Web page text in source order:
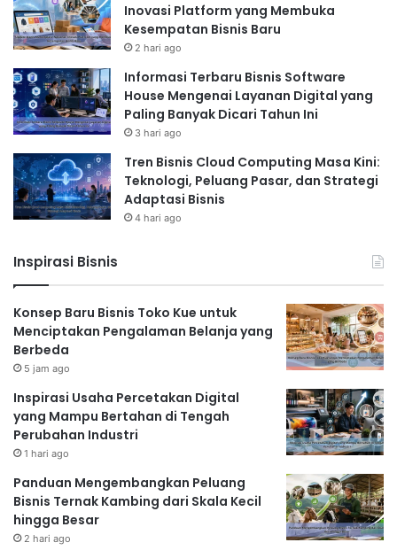
Inovasi Platform yang Membuka
Kesempatan Bisnis Baru
2 hari ago
Informasi Terbaru Bisnis Software
House Mengenai Layanan Digital yang
Paling Banyak Dicari Tahun Ini
3 hari ago
Tren Bisnis Cloud Computing Masa Kini:
Teknologi, Peluang Pasar, dan Strategi
Adaptasi Bisnis
4 hari ago
Inspirasi Bisnis
Konsep Baru Bisnis Toko Kue untuk
Menciptakan Pengalaman Belanja yang
Berbeda
5 jam ago
Inspirasi Usaha Percetakan Digital
yang Mampu Bertahan di Tengah
Perubahan Industri
1 hari ago
Panduan Mengembangkan Peluang
Bisnis Ternak Kambing dari Skala Kecil
hingga Besar
2 hari ago